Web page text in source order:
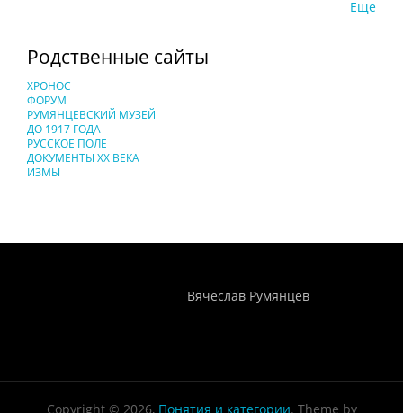
Еще
Родственные сайты
ХРОНОС
ФОРУМ
РУМЯНЦЕВСКИЙ МУЗЕЙ
ДО 1917 ГОДА
РУССКОЕ ПОЛЕ
ДОКУМЕНТЫ XX ВЕКА
ИЗМЫ
Вячеслав Румянцев
Copyright © 2026, Понятия и категории. Theme by